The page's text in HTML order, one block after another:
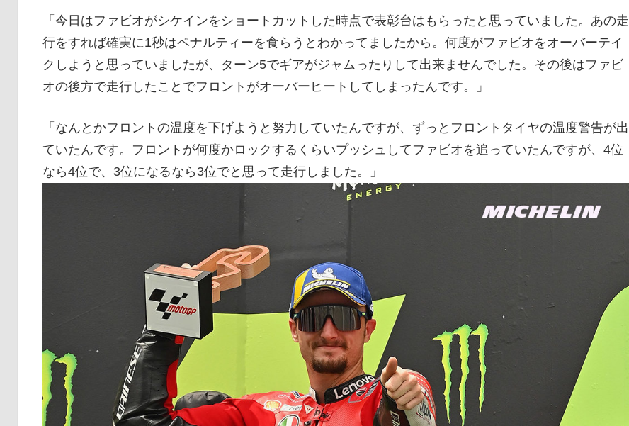
「今日はファビオがシケインをショートカットした時点で表彰台はもらったと思っていました。あの走
行をすれば確実に1秒はペナルティーを食らうとわかってましたから。何度がファビオをオーバーテイ
クしようと思っていましたが、ターン5でギアがジャムったりして出来ませんでした。その後はファビ
オの後方で走行したことでフロントがオーバーヒートしてしまったんです。」
「なんとかフロントの温度を下げようと努力していたんですが、ずっとフロントタイヤの温度警告が出
ていたんです。フロントが何度かロックするくらいプッシュしてファビオを追っていたんですが、4位
なら4位で、3位になるなら3位でと思って走行しました。」